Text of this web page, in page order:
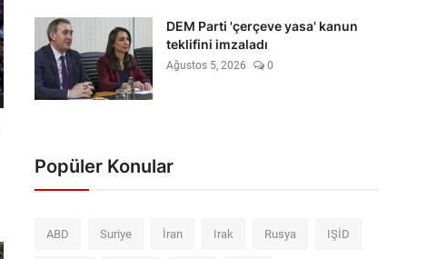
DEM Parti 'çerçeve yasa' kanun
teklifini imzaladı
Ağustos 5, 2026 0
Popüler Konular
ABD Suriye İran Irak Rusya IŞİD